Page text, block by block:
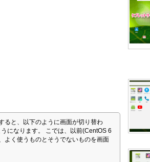
ると、以下のように画面が切り替わ
になります。 こでは、以前(CentOS 6
よく使うものとそうでないものを画面